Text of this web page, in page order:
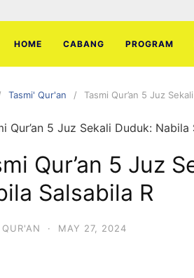
HOME CABANG PROGRAM
Tasmi' Qur'an Tasmi Qur’an 5 Juz
Qur’an 5 Juz
Salsabila R
· MAY 27, 2024